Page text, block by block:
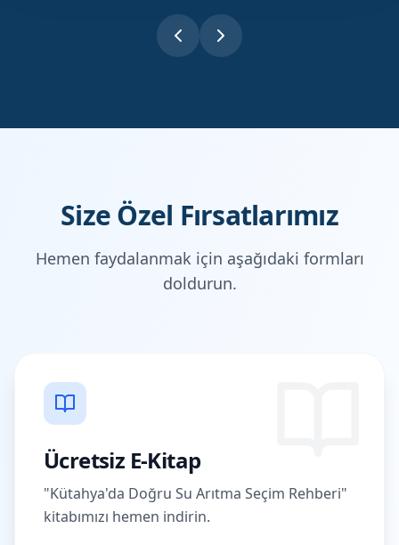
Size Özel Fırsatlarımız
Hemen faydalanmak için aşağıdaki formları
doldurun.
Ücretsiz E-Kitap
"Kütahya'da Doğru Su Arıtma Seçim Rehberi"
kitabımızı hemen indirin.